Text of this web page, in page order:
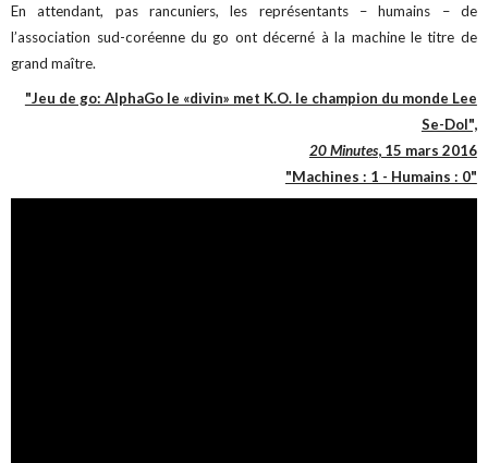
En attendant, pas rancuniers, les représentants – humains – de
l’association sud-coréenne du go ont décerné à la machine le titre de
grand maître.
"Jeu de go: AlphaGo le «divin» met K.O. le champion du monde Lee
Se-Dol",
20 Minutes, 15 mars 2016
"Machines : 1 - Humains : 0"